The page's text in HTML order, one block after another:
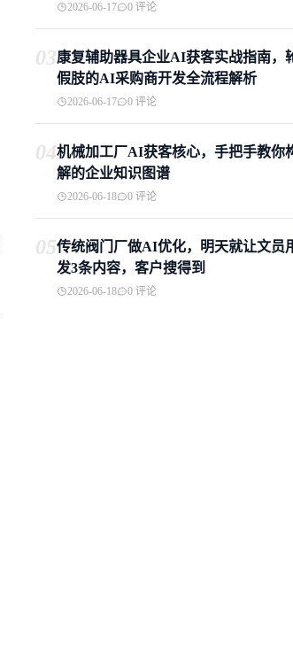
2026-06-17 0 评论
03康复辅助器具企业AI获客实战指南，
假肢的AI采购商开发全流程解析
2026-06-17 0 评论
04机械加工厂AI获客核心，手把手教你
解的企业知识图谱
2026-06-18 0 评论
05传统阀门厂做AI优化，明天就让文员
发3条内容，客户搜得到
2026-06-18 0 评论